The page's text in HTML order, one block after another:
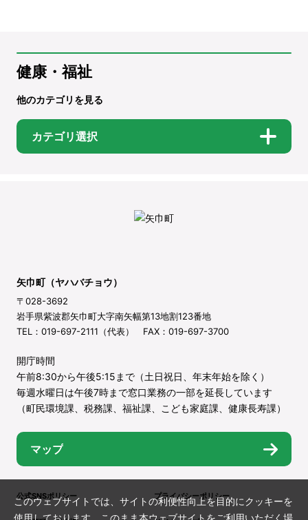
健康・福祉
他のカテゴリを見る
カテゴリ選択
矢巾町（ヤハバチョウ）
〒028-3692
岩手県紫波郡矢巾町大字南矢幅第13地割123番地
TEL：019-697-2111（代表） FAX：019-697-3700
開庁時間
午前8:30から午後5:15まで（土日祝日、年末年始を除く）
毎週水曜日は午後7時まで窓口業務の一部を延長しています
（町民環境課、税務課、福祉課、こども家庭課、健康長寿課）
マップ
公式SNSポリシー プライバシーポリシー
このウェブサイトでは、サイトの利便性向上を目的にクッキーを